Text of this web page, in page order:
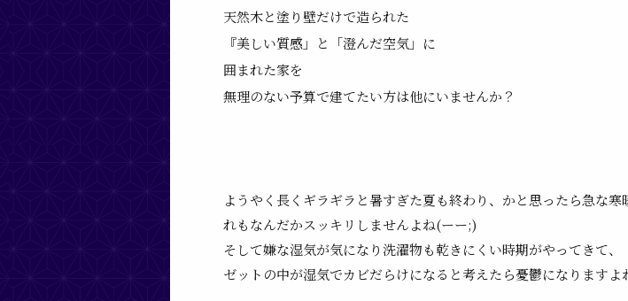
天然木と塗り壁だけで造られた
『美しい質感」と「澄んだ空気」に
囲まれた家を
無理のない予算で建てたい方は他にいませんか？
ようやく長くギラギラと暑すぎた夏も終わり、かと思ったら急な
れもなんだかスッキリしませんよね(ーー;)
そして嫌な湿気が気になり洗濯物も乾きにくい時期がやってきて
ゼットの中が湿気でカビだらけになると考えたら憂鬱になります